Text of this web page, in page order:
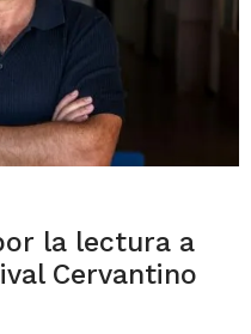
la lectura a
Cervantino